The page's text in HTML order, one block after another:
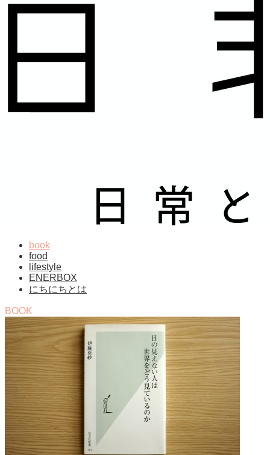
book
food
lifestyle
ENERBOX
にちにちとは
BOOK